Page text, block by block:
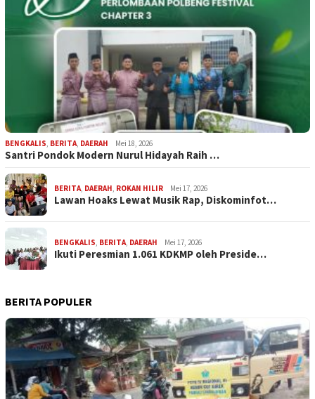
BENGKALIS BERITA DAERAH Mei 18, 2026
Santri Pondok Modern Nurul Hidayah Raih …
BERITA DAERAH ROKAN HILIR Mei 17, 2026
Lawan Hoaks Lewat Musik Rap, Diskominfot…
BENGKALIS BERITA DAERAH Mei 17, 2026
Ikuti Peresmian 1.061 KDKMP oleh Preside…
BERITA POPULER